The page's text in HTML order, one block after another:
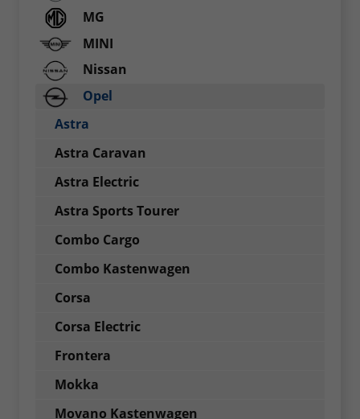
MG
MINI
Nissan
Opel
Astra
Astra Caravan
Astra Electric
Astra Sports Tourer
Combo Cargo
Combo Kastenwagen
Corsa
Corsa Electric
Frontera
Mokka
Movano Kastenwagen